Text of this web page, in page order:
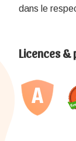
dans le
Licences &